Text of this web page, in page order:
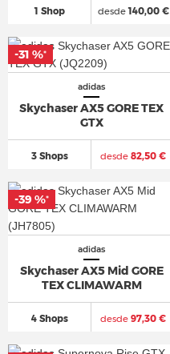
1 Shop desde140,00 €
adidas
Skychaser AX5 GORE TEX
GTX
3 Shops desde 82,50 €
-31 %*
adidas
Skychaser AX5 Mid GORE
TEX CLIMAWARM
4 Shops desde 97,30 €
-39 %*